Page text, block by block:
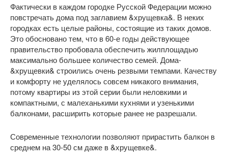
Фактически в каждом городке Русской Федерации можно
повстречать дома под заглавием &хрущевка&. В неких
городках есть целые районы, состоящие из таких домов.
Это обосновано тем, что в 60-е годы действующее
правительство пробовала обеспечить жилплощадью
максимально большее количество семей. Дома-
&хрущевки& строились очень резвыми темпами. Качеству
и комфорту не уделялось совсем никакого внимания,
потому квартиры из этой серии были неловкими и
компактными, с малеханькими кухнями и узенькими
балконами, расширить которые ранее не разрешали.
Современные технологии позволяют прирастить балкон в
среднем на 30-50 см даже в &хрущевке&.